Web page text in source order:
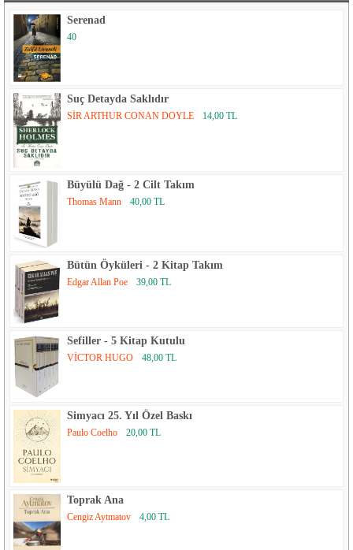
Serenad
40
Suç Detayda Saklıdır
SİR ARTHUR CONAN DOYLE 14,00 TL
Büyülü Dağ - 2 Cilt Takım
Thomas Mann 40,00 TL
Bütün Öyküleri - 2 Kitap Takım
Edgar Allan Poe 39,00 TL
Sefiller - 5 Kitap Kutulu
VİCTOR HUGO 48,00 TL
Simyacı 25. Yıl Özel Baskı
Paulo Coelho 20,00 TL
Toprak Ana
Cengiz Aytmatov 4,00 TL